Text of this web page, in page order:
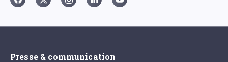
Presse & communication